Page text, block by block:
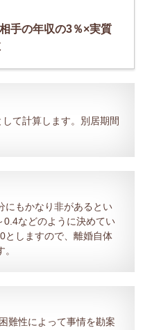
手の年収の3％×実質
て計算します。別居期間
にもかなり非があるとい
0.4などのように決めてい
としますので、離婚自体
難性によって事情を勘案